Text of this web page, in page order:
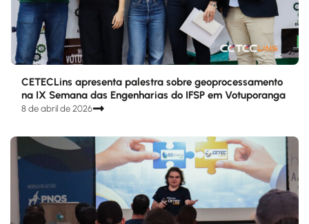
CETECLins apresenta palestra sobre geoprocessamento
na IX Semana das Engenharias do IFSP em Votuporanga
8 de abril de 2026